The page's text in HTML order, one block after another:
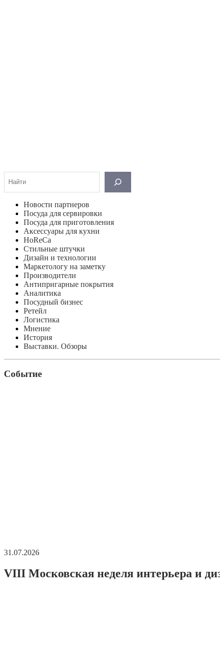
Новости партнеров
Посуда для сервировки
Посуда для приготовления
Аксессуары для кухни
HoReCa
Стильные штучки
Дизайн и технологии
Маркетологу на заметку
Производители
Антипригарные покрытия
Аналитика
Посудный бизнес
Ретейл
Логистика
Мнение
История
Выставки. Обзоры
Событие
31.07.2026
VIII Московская неделя интерьера и